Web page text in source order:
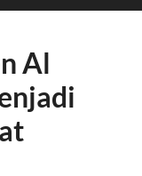
Al